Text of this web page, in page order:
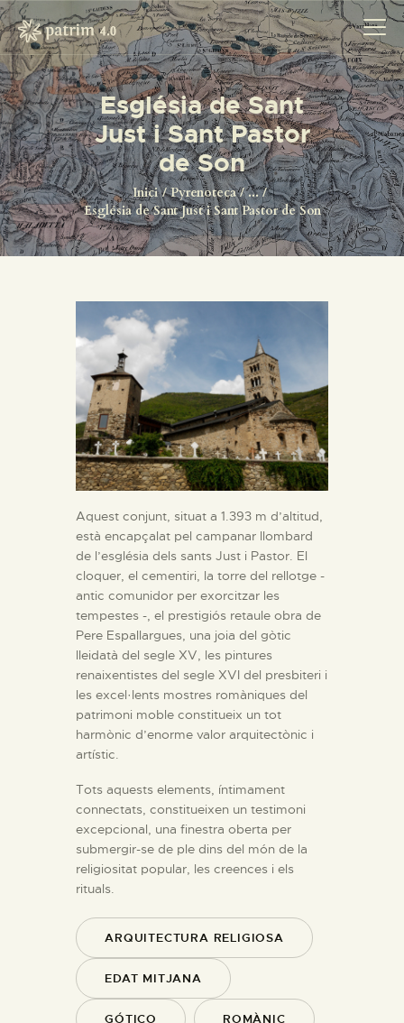
Església de Sant
Just i Sant Pastor
de Son
Inici Pyrenoteca
...
Església de Sant Just i Sant Pastor de Son
INICI
PYRENOTECA 4.0
PROJECTES
LA XARXA
CONTACTE
Aquest conjunt, situat a 1.393 m d’altitud,
està encapçalat pel campanar llombard
de l’església dels sants Just i Pastor. El
cloquer, el cementiri, la torre del rellotge -
antic comunidor per exorcitzar les
tempestes -, el prestigiós retaule obra de
Pere Espallargues, una joia del gòtic
lleidatà del segle XV, les pintures
renaixentistes del segle XVI del presbiteri i
les excel·lents mostres romàniques del
patrimoni moble constitueix un tot
harmònic d’enorme valor arquitectònic i
artístic.
Tots aquests elements, íntimament
connectats, constitueixen un testimoni
excepcional, una finestra oberta per
submergir-se de ple dins del món de la
religiositat popular, les creences i els
rituals.
ARQUITECTURA RELIGIOSA
EDAT MITJANA
GÓTICO ROMÀNIC